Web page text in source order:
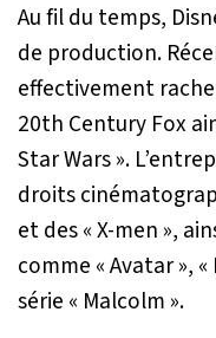
Au fil du temps,
de production.
effectivement
20th Century Fox
Star Wars ».
droits
et des « X-men »,
comme « Avatar »,
série « Malcolm ».